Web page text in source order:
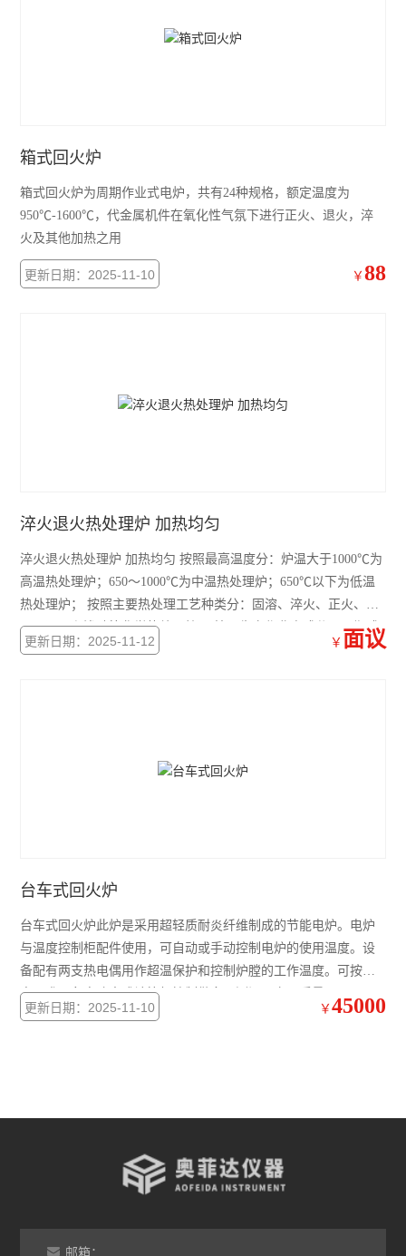
箱式回火炉
箱式回火炉为周期作业式电炉，共有24种规格，额定温度为
950℃-1600℃，代金属机件在氧化性气氛下进行正火、退火，淬
火及其他加热之用
更新日期：2025-11-10 ￥ 88
淬火退火热处理炉 加热均匀
淬火退火热处理炉 加热均匀 按照最高温度分：炉温大于1000℃为
高温热处理炉；650～1000℃为中温热处理炉；650℃以下为低温
热处理炉； 按照主要热处理工艺种类分：固溶、淬火、正火、回
火、退火和渗碳等化学热处理炉； 按照生产作业方式分：周期式
和连续式热处理炉；
更新日期：2025-11-12 ￥ 面议
台车式回火炉
台车式回火炉此炉是采用超轻质耐炎纤维制成的节能电炉。电炉
与温度控制柜配件使用，可自动或手动控制电炉的使用温度。设
备配有两支热电偶用作超温保护和控制炉膛的工作温度。可按用
户要求配备电脑表或计算机控制做多元测温以产品质量。
更新日期：2025-11-10 ￥ 45000
邮箱：